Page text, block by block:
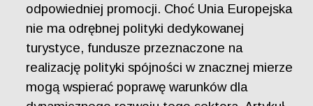
odpowiedniej promocji. Choć Unia Europejska
nie ma odrębnej polityki dedykowanej
turystyce, fundusze przeznaczone na
realizację polityki spójności w znacznej mierze
mogą wspierać poprawę warunków dla